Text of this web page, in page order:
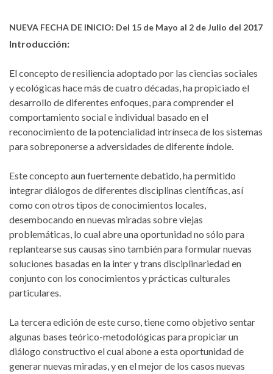
NUEVA FECHA DE INICIO: Del 15 de Mayo al 2 de Julio del 2017
Introducción:
El concepto de resiliencia adoptado por las ciencias sociales
y ecológicas hace más de cuatro décadas, ha propiciado el
desarrollo de diferentes enfoques, para comprender el
comportamiento social e individual basado en el
reconocimiento de la potencialidad intrínseca de los sistemas
para sobreponerse a adversidades de diferente índole.
Este concepto aun fuertemente debatido, ha permitido
integrar diálogos de diferentes disciplinas científicas, así
como con otros tipos de conocimientos locales,
desembocando en nuevas miradas sobre viejas
problemáticas, lo cual abre una oportunidad no sólo para
replantearse sus causas sino también para formular nuevas
soluciones basadas en la inter y trans disciplinariedad en
conjunto con los conocimientos y prácticas culturales
particulares.
La tercera edición de este curso, tiene como objetivo sentar
algunas bases teórico-metodológicas para propiciar un
diálogo constructivo el cual abone a esta oportunidad de
generar nuevas miradas, y en el mejor de los casos nuevas